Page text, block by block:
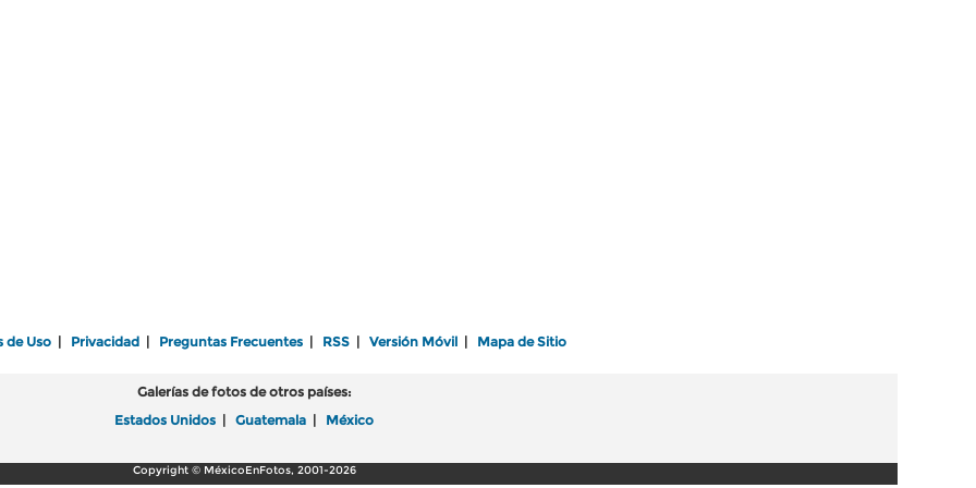
de Uso Privacidad Preguntas Frecuentes RSS Versión Móvil Mapa de Sitio
Galerías de fotos de otros países:
Estados Unidos
Guatemala México
Copyright © MéxicoEnFotos, 2001-2026